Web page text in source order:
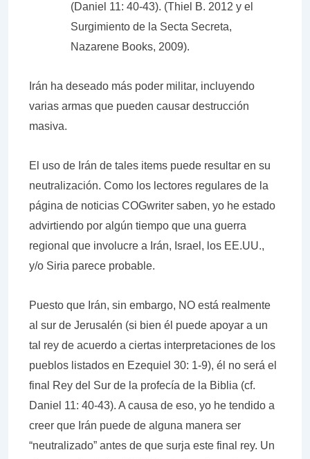
(Daniel 11: 40-43). (Thiel B. 2012 y el
Surgimiento de la Secta Secreta,
Nazarene Books, 2009).
Irán ha deseado más poder militar, incluyendo
varias armas que pueden causar destrucción
masiva.
El uso de Irán de tales items puede resultar en su
neutralización. Como los lectores regulares de la
página de noticias COGwriter saben, yo he estado
advirtiendo por algún tiempo que una guerra
regional que involucre a Irán, Israel, los EE.UU.,
y/o Siria parece probable.
Puesto que Irán, sin embargo, NO está realmente
al sur de Jerusalén (si bien él puede apoyar a un
tal rey de acuerdo a ciertas interpretaciones de los
pueblos listados en Ezequiel 30: 1-9), él no será el
final Rey del Sur de la profecía de la Biblia (cf.
Daniel 11: 40-43). A causa de eso, yo he tendido a
creer que Irán puede de alguna manera ser
“neutralizado” antes de que surja este final rey. Un